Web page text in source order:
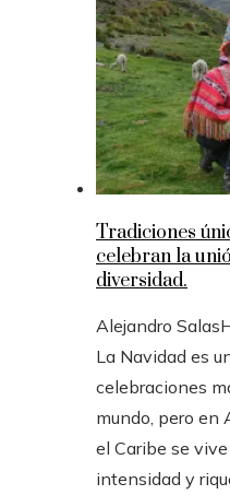
Tradiciones
celebran la
diversidad.
Alejandro Salas
La Navidad es
celebraciones
mundo, pero en
el Caribe se
intensidad y